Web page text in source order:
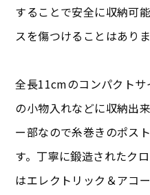
することで安全に収納可
スを傷つけることはありま
全長11cmのコンパクトサ
の小物入れなどに収納出
ー部なので糸巻きのポス
す。丁寧に鍛造されたク
はエレクトリック＆アコ